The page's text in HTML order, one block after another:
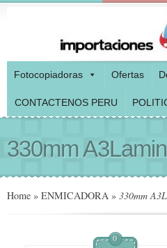
Fotocopiadoras Ofertas
CONTACTENOS PERU
330mm
Home » ENMICADORA » 330mm
0